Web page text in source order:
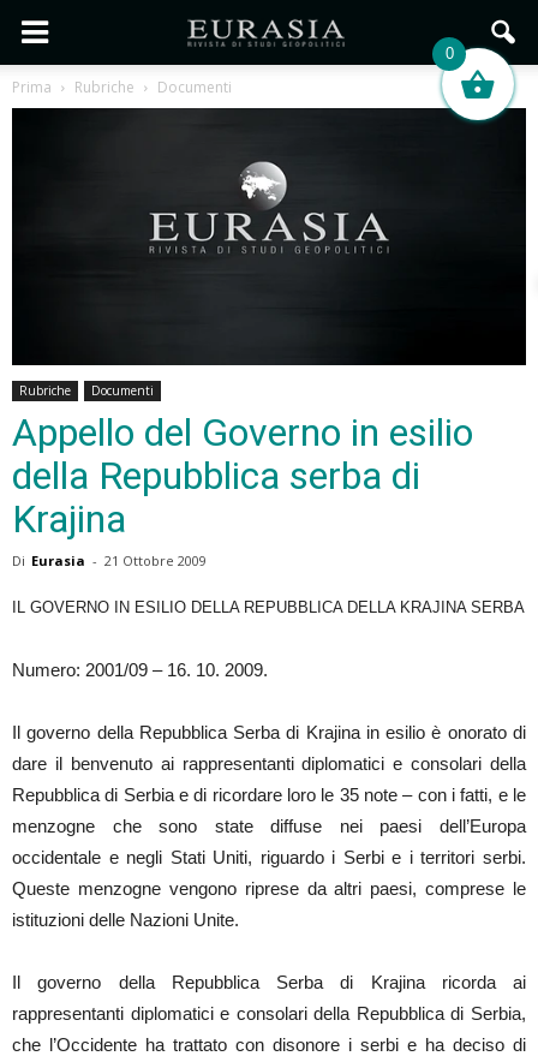
Prima Rubriche Documenti
Rubriche Documenti
Appello del Governo in esilio
della Repubblica serba di
Krajina
Di Eurasia - 21 Ottobre 2009
IL GOVERNO IN ESILIO DELLA REPUBBLICA DELLA KRAJINA SERBA
Numero: 2001/09 – 16. 10. 2009.
Il governo della Repubblica Serba di Krajina in esilio è onorato di
dare il benvenuto ai rappresentanti diplomatici e consolari della
Repubblica di Serbia e di ricordare loro le 35 note – con i fatti, e le
menzogne che sono state diffuse nei paesi dell’Europa
occidentale e negli Stati Uniti, riguardo i Serbi e i territori serbi.
Queste menzogne vengono riprese da altri paesi, comprese le
istituzioni delle Nazioni Unite.
Il governo della Repubblica Serba di Krajina ricorda ai
rappresentanti diplomatici e consolari della Repubblica di Serbia,
che l’Occidente ha trattato con disonore i serbi e ha deciso di
0